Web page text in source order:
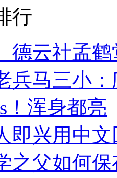
行
德云社孟
兵马三小
！浑身都亮
即兴用中
之父如何